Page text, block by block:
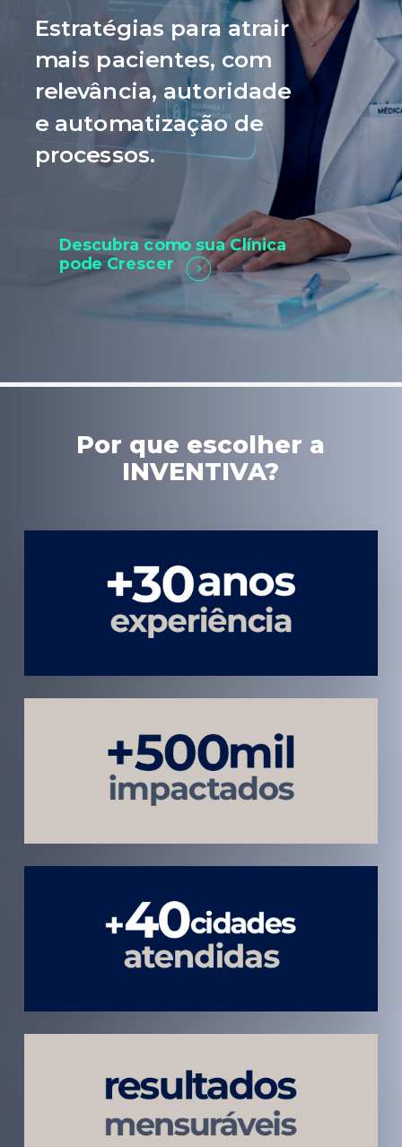
Estratégias para atrair
mais pacientes, com
relevância, autoridade
e automatização de
processos.
Descubra como sua Clínica
pode Crescer
Por que escolher a
INVENTIVA?
Experiência
em Marketing
Médico
Médicos e
Pacientes
Impactados
Atendimento
em todo
Brasil
Estratégias
Voltadas a
Conversão